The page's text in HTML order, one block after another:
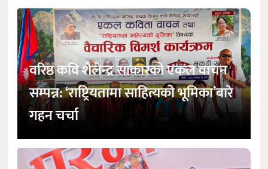
वरिष्ठ कवि शैलेन्द्र साकारको एकल वाचन
सम्पन्न: ‘राष्ट्रियतामा साहित्यको भूमिका’बारे
गहन चर्चा